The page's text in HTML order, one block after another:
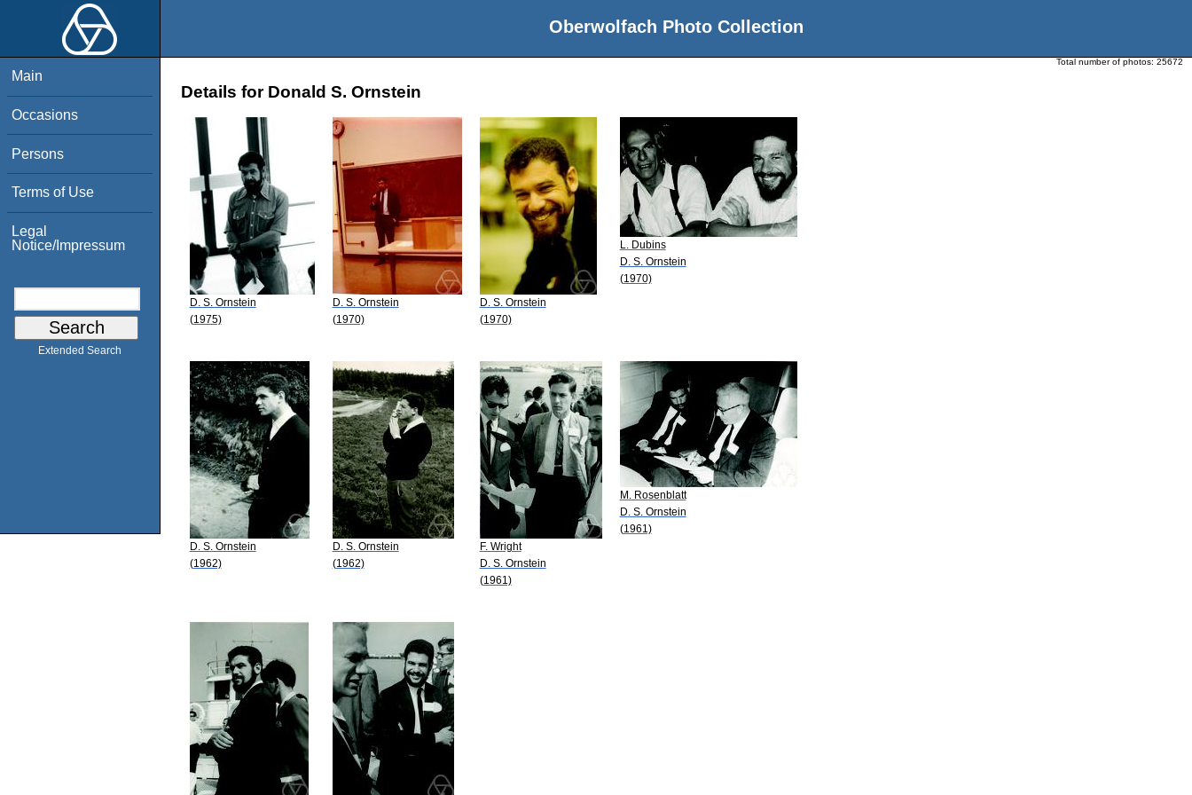
Oberwolfach Photo Collection
Main
Occasions
Persons
Terms of Use
Legal
Notice/Impressum
Extended Search
Total number of photos: 25672
Details for Donald S. Ornstein
D. S. Ornstein
(1975)
D. S. Ornstein
(1970)
D. S. Ornstein
(1970)
L. Dubins
D. S. Ornstein
(1970)
D. S. Ornstein
(1962)
D. S. Ornstein
(1962)
F. Wright
D. S. Ornstein
(1961)
M. Rosenblatt
D. S. Ornstein
(1961)